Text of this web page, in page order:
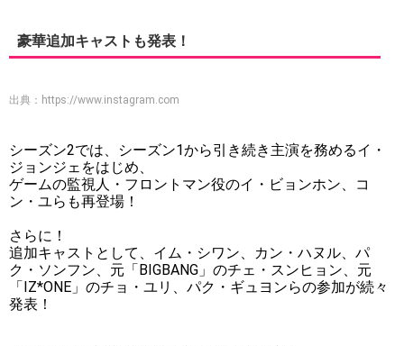
豪華追加キャストも発表！
出典： https://www.instagram.com
シーズン2では、シーズン1から引き続き主演を務めるイ・
ジョンジェをはじめ、
ゲームの監視人・フロントマン役のイ・ビョンホン、コ
ン・ユらも再登場！
さらに！
追加キャストとして、イム・シワン、カン・ハヌル、パ
ク・ソンフン、元「BIGBANG」のチェ・スンヒョン、元
「IZ*ONE」のチョ・ユリ、パク・ギュヨンらの参加が続々
発表！